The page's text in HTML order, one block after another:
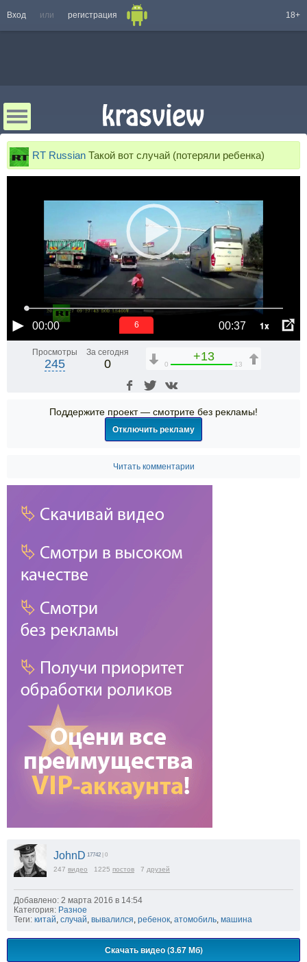
Вход или регистрация 18+
RT Russian Такой вот случай (потеряли ребенка)
00:00 00:37 1x
6
Просмотры
245
За сегодня
0
+13
0 13
Поддержите проект — смотрите без рекламы!
Отключить рекламу
Читать комментарии
JohnD 17742 | 0
247 видео 1225 постов 7 друзей
Добавлено: 2 марта 2016 в 14:54
Категория: Разное
Теги: китай случай вывалился ребенок атомобиль машина
Скачать видео (3.67 Мб)